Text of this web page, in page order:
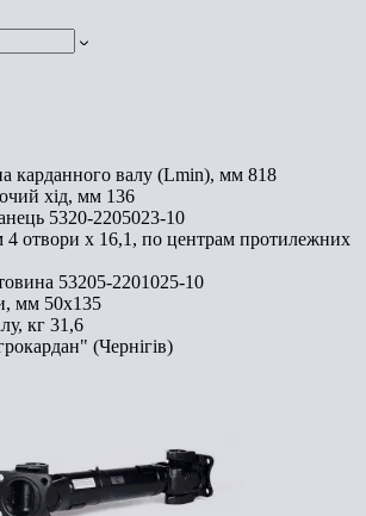
карданного валу (Lmin), мм 818
хід, мм 136
5320-2205023-10
4 отвори х 16,1, по центрам протилежних
53205-2201025-10
мм 50х135
кг 31,6
(Чернігів)